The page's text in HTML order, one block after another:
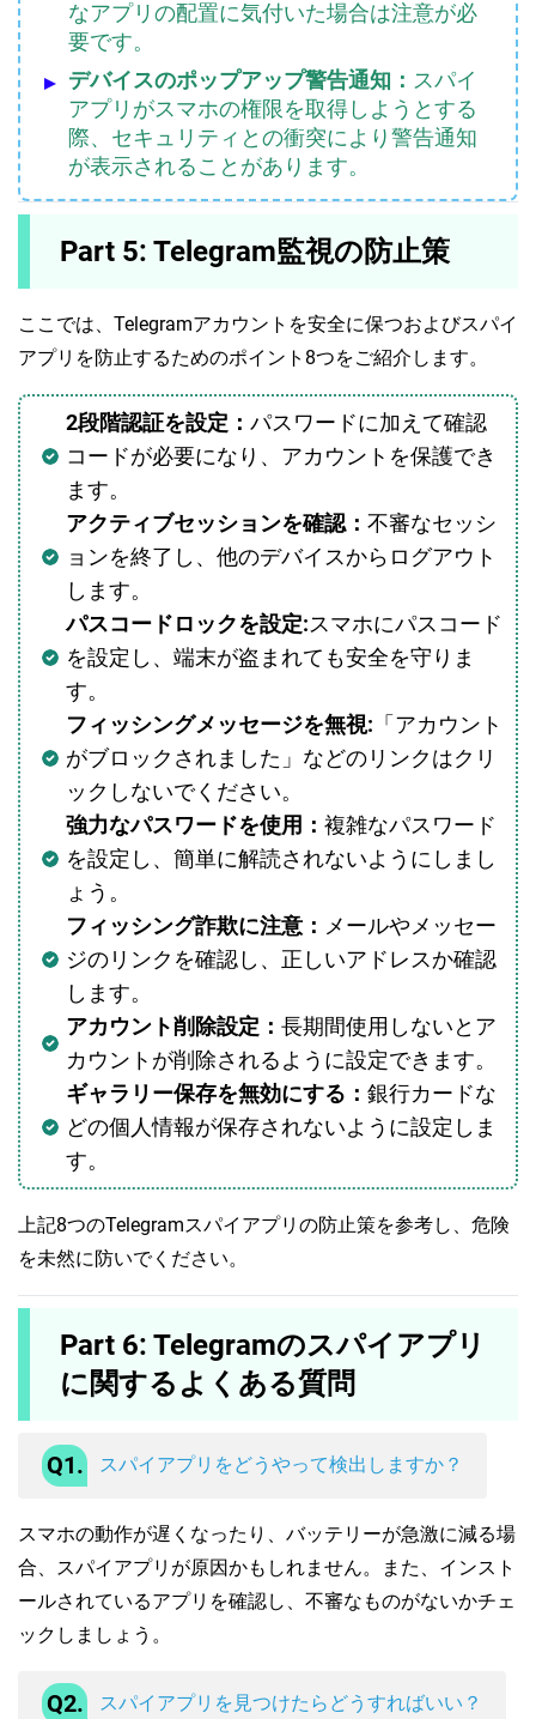
なアプリの配置に気付いた場合は注意が必
要です。
デバイスのポップアップ警告通知： スパイ
アプリがスマホの権限を取得しようとする
際、セキュリティとの衝突により警告通知
が表示されることがあります。
Part 5: Telegram監視の防止策
ここでは、Telegramアカウントを安全に保つおよびスパイ
アプリを防止するためのポイント8つをご紹介します。
2段階認証を設定： パスワードに加えて確認
コードが必要になり、アカウントを保護でき
ます。
アクティブセッションを確認： 不審なセッシ
ョンを終了し、他のデバイスからログアウト
します。
パスコードロックを設定:スマホにパスコード
を設定し、端末が盗まれても安全を守りま
す。
フィッシングメッセージを無視: 「アカウント
がブロックされました」などのリンクはクリ
ックしないでください。
強力なパスワードを使用： 複雑なパスワード
を設定し、簡単に解読されないようにしまし
ょう。
フィッシング詐欺に注意： メールやメッセー
ジのリンクを確認し、正しいアドレスか確認
します。
アカウント削除設定：長期間使用しないとア
カウントが削除されるように設定できます。
ギャラリー保存を無効にする： 銀行カードな
どの個人情報が保存されないように設定しま
す。
上記8つのTelegramスパイアプリの防止策を参考し、危険
を未然に防いでください。
Part 6: Telegramのスパイアプリ
に関するよくある質問
Q1. スパイアプリをどうやって検出しますか？
スマホの動作が遅くなったり、バッテリーが急激に減る場
合、スパイアプリが原因かもしれません。また、インスト
ールされているアプリを確認し、不審なものがないかチェ
ックしましょう。
Q2. スパイアプリを見つけたらどうすればいい？